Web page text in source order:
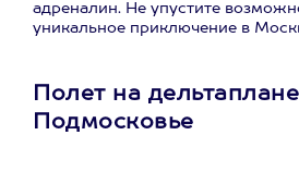
адреналин. Не упустите
уникальное приключение в
Полет на
Подмосковье